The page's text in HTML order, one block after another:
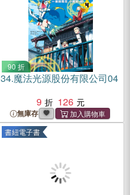
90 折
34.魔法光源股份有限公司04
9
126
無庫存
書紐電子書